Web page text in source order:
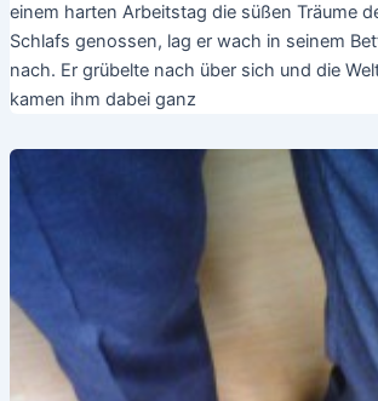
einem harten Arbeitstag die süßen Träume
Schlafs genossen, lag er wach in seinem
nach. Er grübelte nach über sich und die
kamen ihm dabei ganz